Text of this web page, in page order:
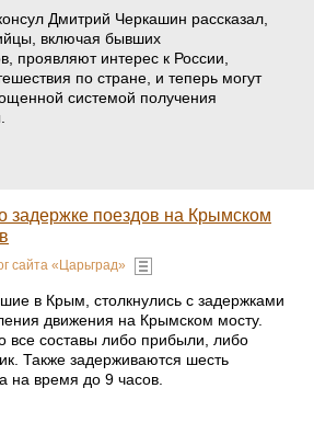
Дмитрий Черкашин рассказал,
включая бывших
проявляют интерес к России,
по стране, и теперь могут
системой получения
задержке поездов на Крымском
сайта «Царьград»
в Крым, столкнулись с задержками
движения на Крымском мосту.
все составы либо прибыли, либо
Также задерживаются шесть
на время до 9 часов.